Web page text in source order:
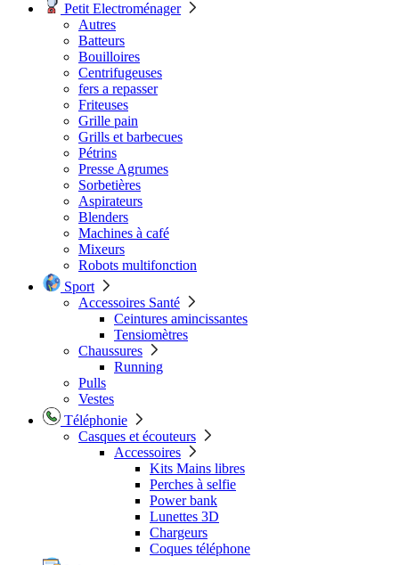
Petit Electroménager
Autres
Batteurs
Bouilloires
Centrifugeuses
fers a repasser
Friteuses
Grille pain
Grills et barbecues
Pétrins
Presse Agrumes
Sorbetières
Aspirateurs
Blenders
Machines à café
Mixeurs
Robots multifonction
Sport
Accessoires Santé
Ceintures amincissantes
Tensiomètres
Chaussures
Running
Pulls
Vestes
Téléphonie
Casques et écouteurs
Accessoires
Kits Mains libres
Perches à selfie
Power bank
Lunettes 3D
Chargeurs
Coques téléphone